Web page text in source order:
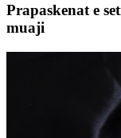
Prapaskenat e
muaji